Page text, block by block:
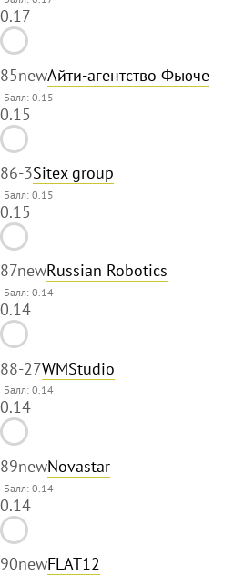
0.17
85newАйти-агентство Фьюче
Балл: 0.15
0.15
86-3Sitex group
Балл: 0.15
0.15
87newRussian Robotics
Балл: 0.14
0.14
88-27WMStudio
Балл: 0.14
0.14
89newNovastar
Балл: 0.14
0.14
90newFLAT12